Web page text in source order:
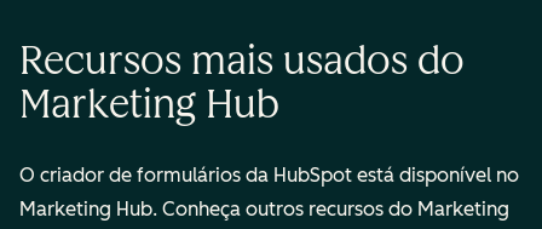
Recursos mais usados do
Marketing Hub
O criador de formulários da HubSpot está disponível no
Marketing Hub. Conheça outros recursos do Marketing